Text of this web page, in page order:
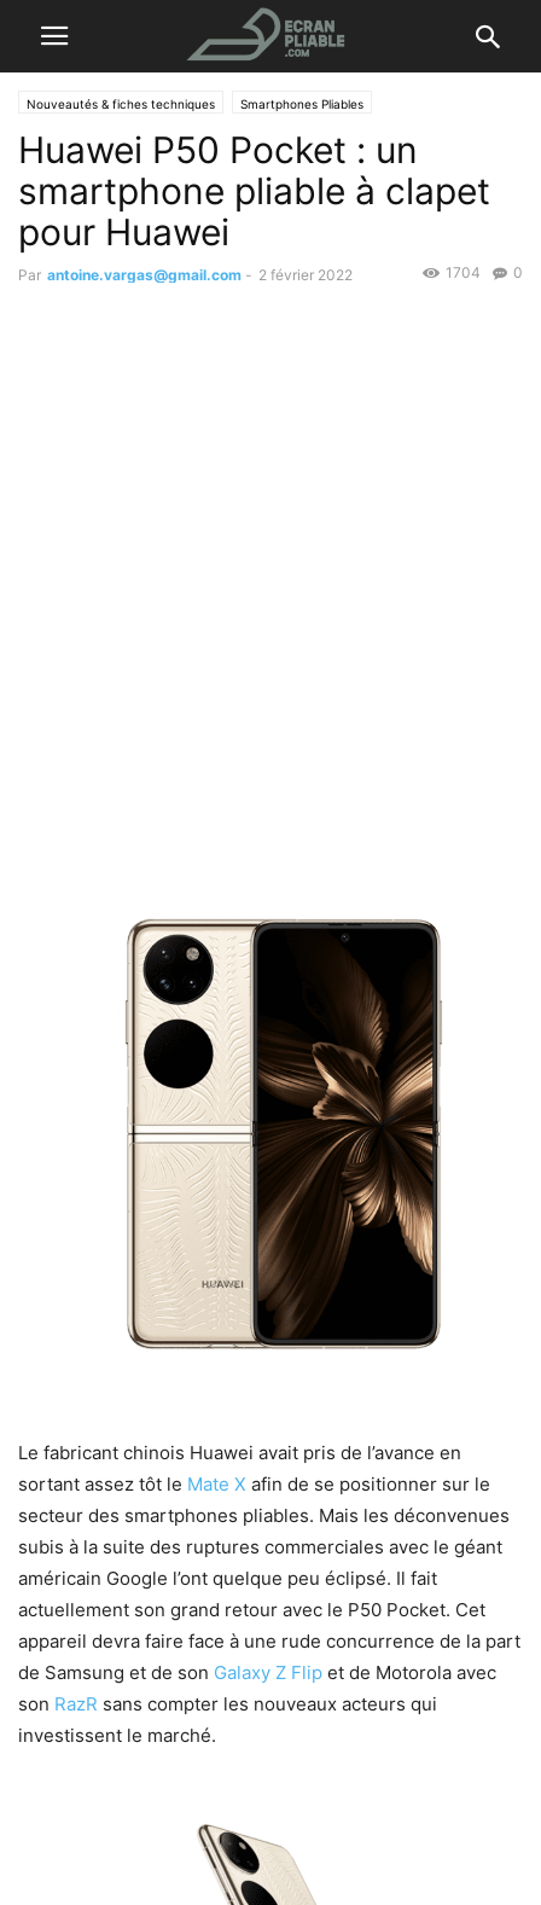
Nouveautés & fiches techniques Smartphones Pliables
Huawei P50 Pocket : un
smartphone pliable à clapet
pour Huawei
Par antoine.vargas@gmail.com - 2 février 2022 0
1704
Le fabricant chinois Huawei avait pris de l’avance en
sortant assez tôt le Mate X afin de se positionner sur le
secteur des smartphones pliables. Mais les déconvenues
subis à la suite des ruptures commerciales avec le géant
américain Google l’ont quelque peu éclipsé. Il fait
actuellement son grand retour avec le P50 Pocket. Cet
appareil devra faire face à une rude concurrence de la part
de Samsung et de son Galaxy Z Flip et de Motorola avec
son RazR sans compter les nouveaux acteurs qui
investissent le marché.